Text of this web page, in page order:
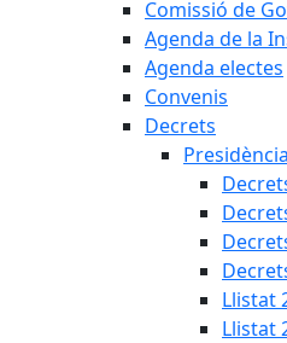
Comissió de
Agenda de la
Agenda electes
Convenis
Decrets
Presidència
Llistat
Llistat